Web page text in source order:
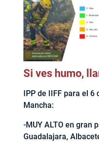
Si ves humo,
IPP de IIFF para el
Mancha:
-MUY ALTO en gran
Guadalajara,